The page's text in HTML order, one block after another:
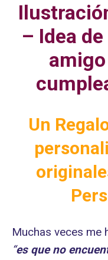
– Idea
Un
Muchas veces me
“es que no